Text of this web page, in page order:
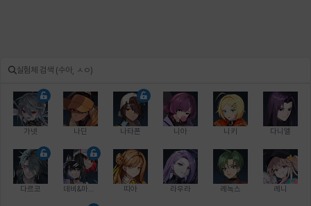
가넷 나딘 나타폰 니아 니키 다니엘
다르코 띠아 라우라 레녹스 레니